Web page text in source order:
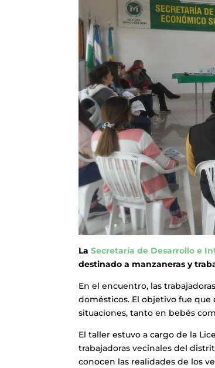
LaSecretaría de Desarrollo e
destinado a manzaneras y
En el encuentro, las
domésticos. El objetivo fue
situaciones, tanto en bebés
El taller estuvo a cargo de la
trabajadoras vecinales del
conocen las realidades de los